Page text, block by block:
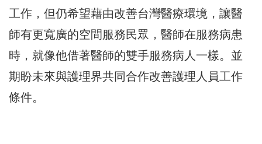
工作，但仍希望藉由改善台灣醫療環境，讓醫
師有更寬廣的空間服務民眾，醫師在服務病患
時，就像他借著醫師的雙手服務病人一樣。並
期盼未來與護理界共同合作改善護理人員工作
條件。